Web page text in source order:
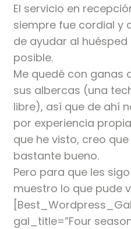
El servicio en
siempre fue cordial y
de ayudar al
posible.
Me quedé con ganas
sus albercas (una
libre), así que de ahí
por experiencia
que he visto, creo
bastante bueno.
Pero para que les
muestro lo que pude
gal_title=”Four